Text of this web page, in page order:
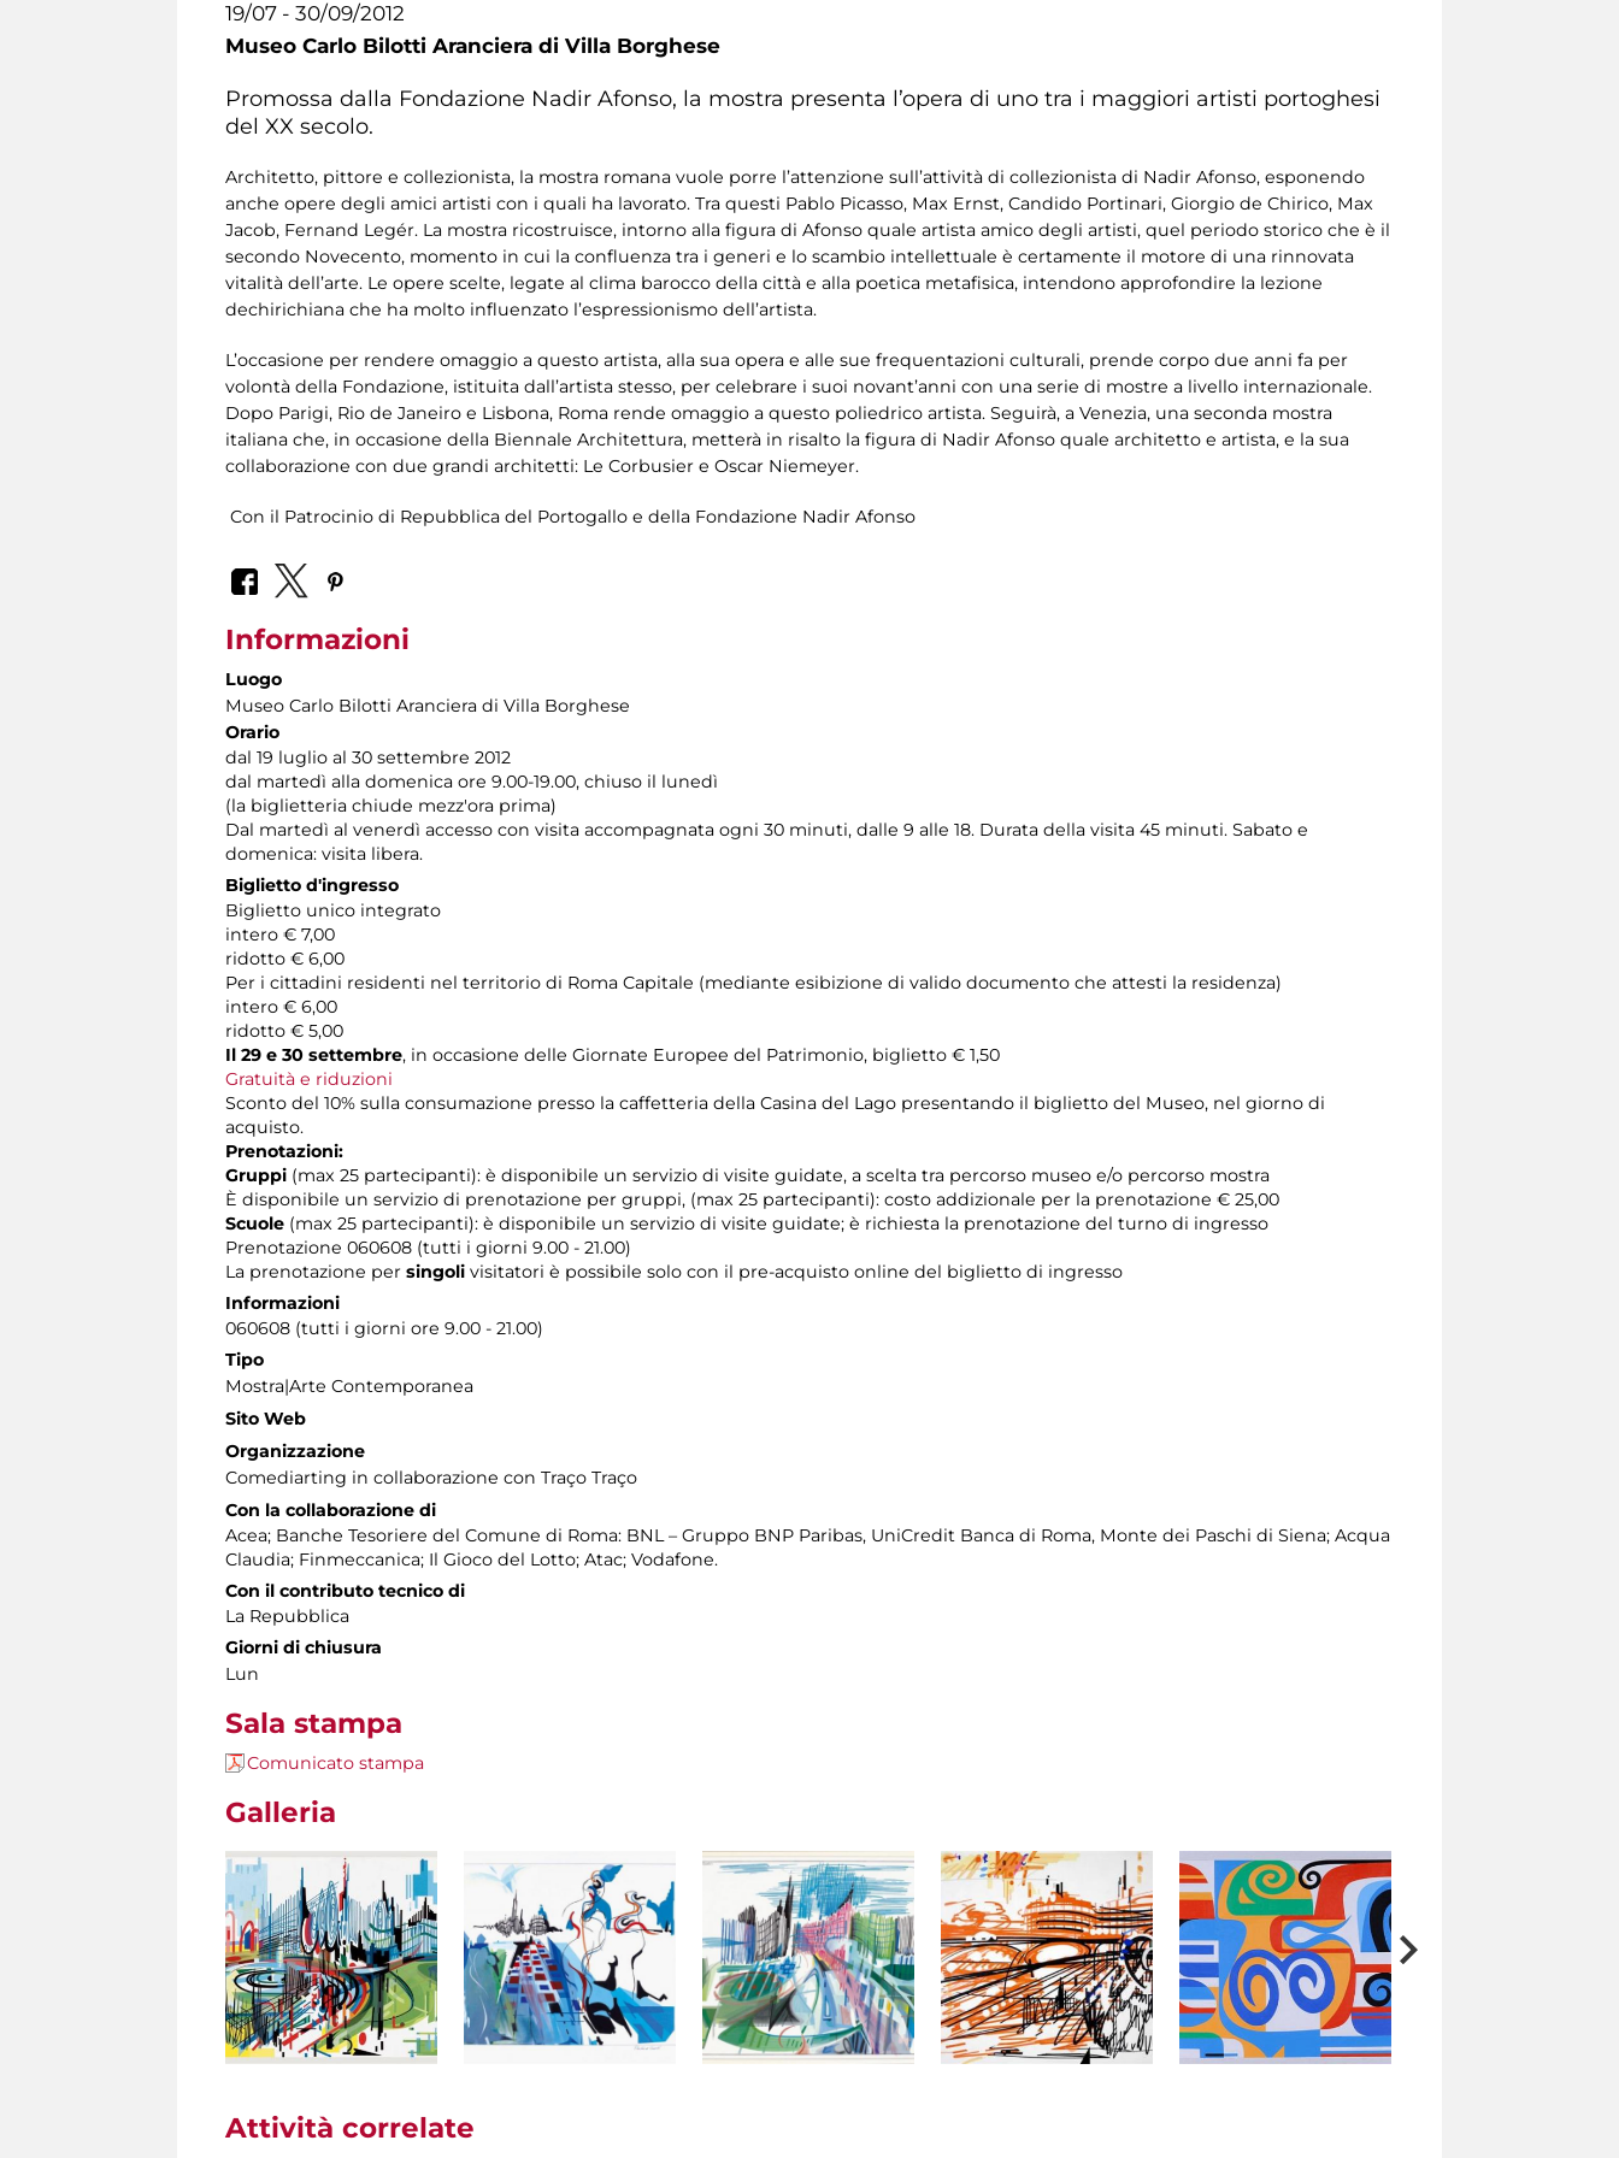
19/07 - 30/09/2012
Museo Carlo Bilotti Aranciera di Villa Borghese
Promossa dalla Fondazione Nadir Afonso, la mostra presenta l’opera di uno tra i maggiori artisti portoghesi
del XX secolo.
Architetto, pittore e collezionista, la mostra romana vuole porre l’attenzione sull’attività di collezionista di Nadir Afonso, esponendo
anche opere degli amici artisti con i quali ha lavorato. Tra questi Pablo Picasso, Max Ernst, Candido Portinari, Giorgio de Chirico, Max
Jacob, Fernand Legér. La mostra ricostruisce, intorno alla figura di Afonso quale artista amico degli artisti, quel periodo storico che è il
secondo Novecento, momento in cui la confluenza tra i generi e lo scambio intellettuale è certamente il motore di una rinnovata
vitalità dell’arte. Le opere scelte, legate al clima barocco della città e alla poetica metafisica, intendono approfondire la lezione
dechirichiana che ha molto influenzato l’espressionismo dell’artista.
L’occasione per rendere omaggio a questo artista, alla sua opera e alle sue frequentazioni culturali, prende corpo due anni fa per
volontà della Fondazione, istituita dall’artista stesso, per celebrare i suoi novant’anni con una serie di mostre a livello internazionale.
Dopo Parigi, Rio de Janeiro e Lisbona, Roma rende omaggio a questo poliedrico artista. Seguirà, a Venezia, una seconda mostra
italiana che, in occasione della Biennale Architettura, metterà in risalto la figura di Nadir Afonso quale architetto e artista, e la sua
collaborazione con due grandi architetti: Le Corbusier e Oscar Niemeyer.
Con il Patrocinio di Repubblica del Portogallo e della Fondazione Nadir Afonso
Informazioni
Luogo
Museo Carlo Bilotti Aranciera di Villa Borghese
Orario
dal 19 luglio al 30 settembre 2012
dal martedì alla domenica ore 9.00-19.00, chiuso il lunedì
(la biglietteria chiude mezz'ora prima)
Dal martedì al venerdì accesso con visita accompagnata ogni 30 minuti, dalle 9 alle 18. Durata della visita 45 minuti. Sabato e
domenica: visita libera.
Biglietto d'ingresso
Biglietto unico integrato
intero € 7,00
ridotto € 6,00
Per i cittadini residenti nel territorio di Roma Capitale (mediante esibizione di valido documento che attesti la residenza)
intero € 6,00
ridotto € 5,00
Il 29 e 30 settembre, in occasione delle Giornate Europee del Patrimonio, biglietto € 1,50
Gratuità e riduzioni
Sconto del 10% sulla consumazione presso la caffetteria della Casina del Lago presentando il biglietto del Museo, nel giorno di
acquisto.
Prenotazioni:
Gruppi (max 25 partecipanti): è disponibile un servizio di visite guidate, a scelta tra percorso museo e/o percorso mostra
È disponibile un servizio di prenotazione per gruppi, (max 25 partecipanti): costo addizionale per la prenotazione € 25,00
Scuole (max 25 partecipanti): è disponibile un servizio di visite guidate; è richiesta la prenotazione del turno di ingresso
Prenotazione 060608 (tutti i giorni 9.00 - 21.00)
La prenotazione per singoli visitatori è possibile solo con il pre-acquisto online del biglietto di ingresso
Informazioni
060608 (tutti i giorni ore 9.00 - 21.00)
Tipo
Mostra|Arte Contemporanea
Sito Web
Organizzazione
Comediarting in collaborazione con Traço Traço
Con la collaborazione di
Acea; Banche Tesoriere del Comune di Roma: BNL – Gruppo BNP Paribas, UniCredit Banca di Roma, Monte dei Paschi di Siena; Acqua
Claudia; Finmeccanica; Il Gioco del Lotto; Atac; Vodafone.
Con il contributo tecnico di
La Repubblica
Giorni di chiusura
Lun
Sala stampa
Comunicato stampa
Galleria
Attività correlate